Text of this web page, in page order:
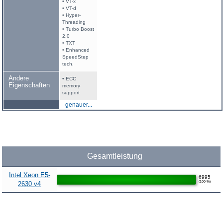
• VT-x
• VT-d
• Hyper-
Threading
• Turbo Boost
2.0
• TXT
• Enhanced
SpeedStep
tech.
Andere
Eigenschaften
• ECC
memory
support
genauer...
Gesamtleistung
Intel Xeon E5-
2630 v4
6995
(100 %)